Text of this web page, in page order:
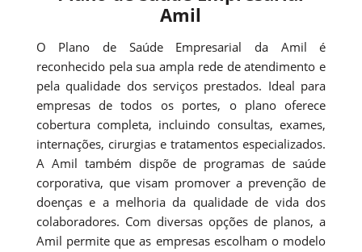
Amil
O Plano de Saúde Empresarial da Amil é
reconhecido pela sua ampla rede de atendimento e
pela qualidade dos serviços prestados. Ideal para
empresas de todos os portes, o plano oferece
cobertura completa, incluindo consultas, exames,
internações, cirurgias e tratamentos especializados.
A Amil também dispõe de programas de saúde
corporativa, que visam promover a prevenção de
doenças e a melhoria da qualidade de vida dos
colaboradores. Com diversas opções de planos, a
Amil permite que as empresas escolham o modelo